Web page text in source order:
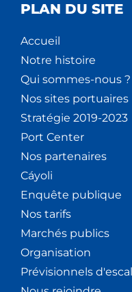
PLAN DU SITE
Accueil
Notre histoire
Qui sommes-nous ?
Nos sites portuaires
Stratégie 2019-2023
Port Center
Nos partenaires
Cáyoli
Enquête publique
Nos tarifs
Marchés publics
Organisation
Prévisionnels